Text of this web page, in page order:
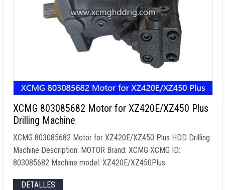
XCMG 803085682 Motor for XZ420E/XZ450 Plus
Drilling Machine
XCMG 803085682 Motor for XZ420E/XZ450 Plus HDD Drilling
Machine Description: MOTOR Brand: XCMG XCMG ID:
803085682 Machine model: XZ420E/XZ450Plus
DETALLES